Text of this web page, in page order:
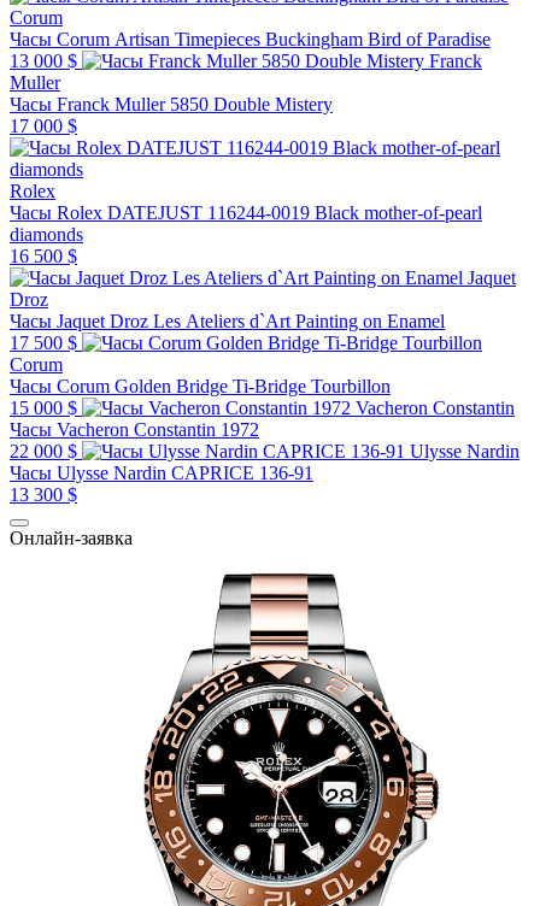
Corum
Часы Corum Artisan Timepieces Buckingham Bird of Paradise
13 000 $
Franck
Muller
Часы Franck Muller 5850 Double Mistery
17 000 $
Rolex
Часы Rolex DATEJUST 116244-0019 Black mother-of-pearl
diamonds
16 500 $
Jaquet
Droz
Часы Jaquet Droz Les Ateliers d`Art Painting on Enamel
17 500 $
Corum
Часы Corum Golden Bridge Ti-Bridge Tourbillon
15 000 $
Vacheron Constantin
Часы Vacheron Constantin 1972
22 000 $
Ulysse Nardin
Часы Ulysse Nardin CAPRICE 136-91
13 300 $
Онлайн-заявка